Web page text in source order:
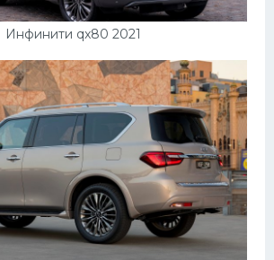
Инфинити qx80 2021